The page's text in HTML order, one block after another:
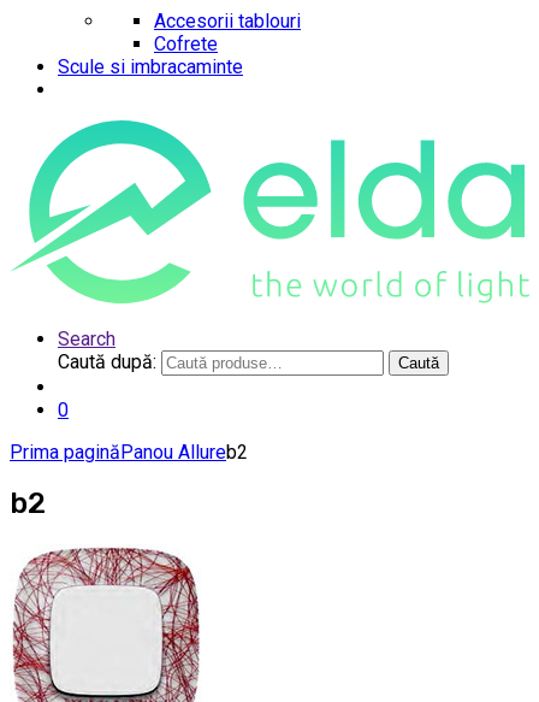
Accesorii tablouri
Cofrete
Scule si imbracaminte
Search
Caută după:
Caută
0
Prima paginăPanou Allureb2
b2